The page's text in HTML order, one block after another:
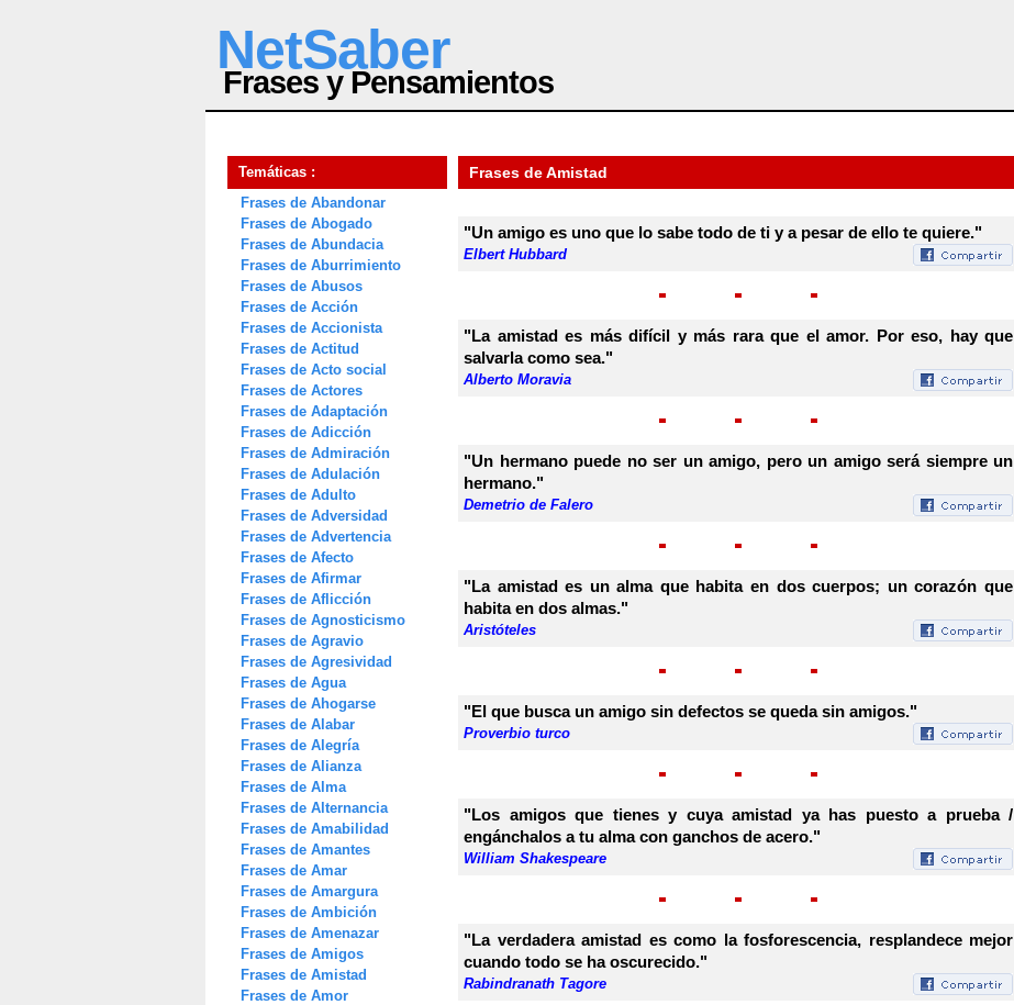
NetSaber
Frases y Pensamientos
Temáticas :
Frases de Abandonar
Frases de Abogado
Frases de Abundacia
Frases de Aburrimiento
Frases de Abusos
Frases de Acción
Frases de Accionista
Frases de Actitud
Frases de Acto social
Frases de Actores
Frases de Adaptación
Frases de Adicción
Frases de Admiración
Frases de Adulación
Frases de Adulto
Frases de Adversidad
Frases de Advertencia
Frases de Afecto
Frases de Afirmar
Frases de Aflicción
Frases de Agnosticismo
Frases de Agravio
Frases de Agresividad
Frases de Agua
Frases de Ahogarse
Frases de Alabar
Frases de Alegría
Frases de Alianza
Frases de Alma
Frases de Alternancia
Frases de Amabilidad
Frases de Amantes
Frases de Amar
Frases de Amargura
Frases de Ambición
Frases de Amenazar
Frases de Amigos
Frases de Amistad
Frases de Amor
Frases de Amistad
"Un amigo es uno que lo sabe todo de ti y a pesar de ello te quiere."
Elbert Hubbard
"La amistad es más difícil y más rara que el amor. Por eso, hay que
salvarla como sea."
Alberto Moravia
"Un hermano puede no ser un amigo, pero un amigo será siempre un
hermano."
Demetrio de Falero
"La amistad es un alma que habita en dos cuerpos; un corazón que
habita en dos almas."
Aristóteles
"El que busca un amigo sin defectos se queda sin amigos."
Proverbio turco
"Los amigos que tienes y cuya amistad ya has puesto a prueba /
engánchalos a tu alma con ganchos de acero."
William Shakespeare
"La verdadera amistad es como la fosforescencia, resplandece mejor
cuando todo se ha oscurecido."
Rabindranath Tagore